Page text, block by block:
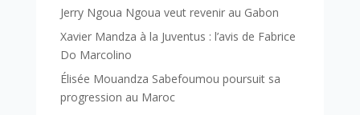
Jerry Ngoua Ngoua veut revenir au Gabon
Xavier Mandza à la Juventus : l’avis de Fabrice
Do Marcolino
Élisée Mouandza Sabefoumou poursuit sa
progression au Maroc